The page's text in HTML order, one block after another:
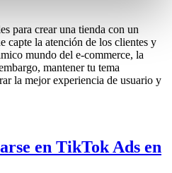
para crear una tienda con un
la atención de los clientes y
mundo del e-commerce, la
mantener tu tema
la mejor experiencia de usuario y
en TikTok Ads en